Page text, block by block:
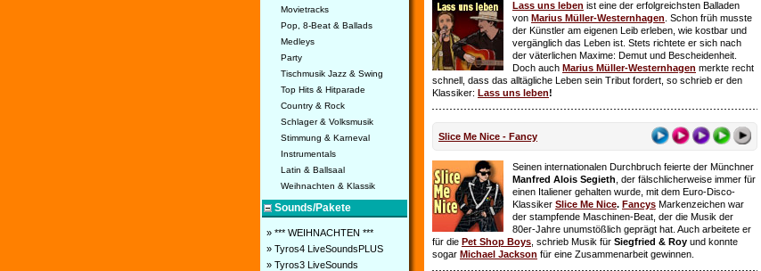
Movietracks
Pop, 8-Beat & Ballads
Medleys
Party
Tischmusik Jazz & Swing
Top Hits & Hitparade
Country & Rock
Schlager & Volksmusik
Stimmung & Karneval
Instrumentals
Latin & Ballsaal
Weihnachten & Klassik
Sounds/Pakete
» *** WEIHNACHTEN ***
» Tyros4 LiveSoundsPLUS
» Tyros3 LiveSounds
Lass uns leben ist eine der erfolgreichsten Balladen
von Marius Müller-Westernhagen . Schon früh musste
der Künstler am eigenen Leib erleben, wie kostbar und
vergänglich das Leben ist. Stets richtete er sich nach
der väterlichen Maxime: Demut und Bescheidenheit.
Doch auch Marius Müller-Westernhagen merkte recht
schnell, dass das alltägliche Leben sein Tribut fordert, so schrieb er den
Klassiker: Lass uns leben!
Slice Me Nice - Fancy
Seinen internationalen Durchbruch feierte der Münchner
Manfred Alois Segieth , der fälschlicherweise immer für
einen Italiener gehalten wurde, mit dem Euro-Disco-
Klassiker Slice Me Nice. Fancys Markenzeichen war
der stampfende Maschinen-Beat, der die Musik der
80er-Jahre unumstößlich geprägt hat. Auch arbeitete er
für die Pet Shop Boys , schrieb Musik für Siegfried & Roy und konnte
sogar Michael Jackson für eine Zusammenarbeit gewinnen.